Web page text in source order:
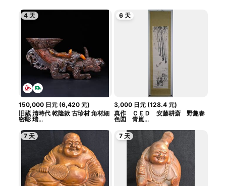
4 天
150,000 日元(6,420 元)
旧蔵 清時代 乾隆款 古珍材 角材細
密彫 瑞...
6 天
3,000 日元 (128.4 元)
真作 ＣＥＤ 安藤耕斎 野趣春
色図 青嵐...
7 天 7 天